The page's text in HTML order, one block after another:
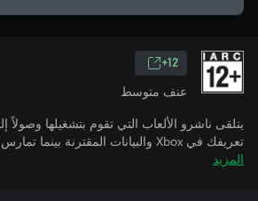
12+
عنف متوسط
يتلقى ناشرو الألعاب التي تقوم بتشغيلها
تعريفك في Xbox والبيانات المقترنة بينما تمارس الألعاب.
المزيد